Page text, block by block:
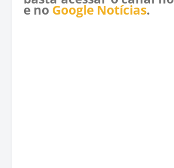
e no Google Notícias.